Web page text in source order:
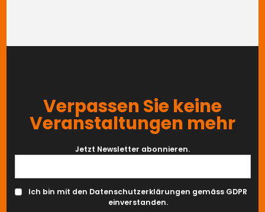
Verpassen Sie keine
Veranstaltungen mehr
Jetzt Newsletter abonnieren.
Ich bin mit den Datenschutzerklärungen gemäss GDPR
einverstanden.